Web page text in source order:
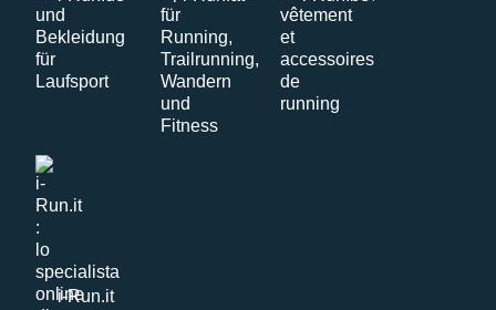
i-Run.it